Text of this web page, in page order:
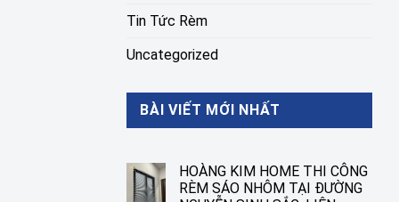
Tin Tức Rèm
Uncategorized
BÀI VIẾT MỚI NHẤT
HOÀNG KIM HOME THI CÔNG
RÈM SÁO NHÔM TẠI ĐƯỜNG